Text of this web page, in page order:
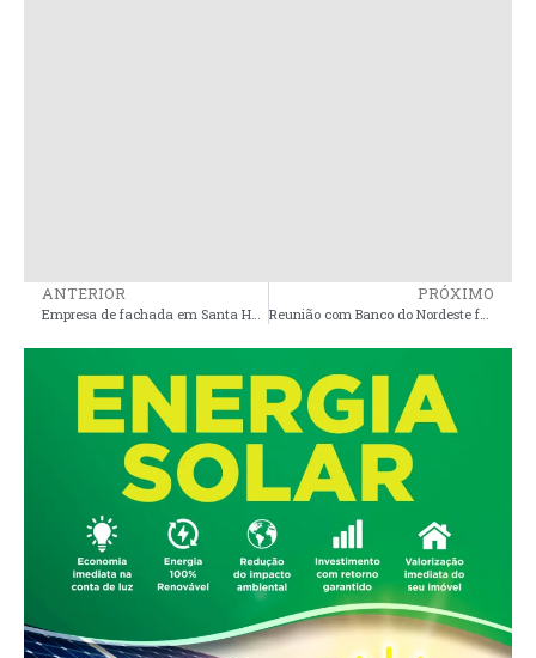
ANTERIOR
Empresa de fachada em Santa Helena recebeu em quatro meses R$ 5,1 milhões da gestão Gilson Bonfim em Grajaú
PRÓXIMO
Reunião com Banco do Nordeste fortalece apoio aos empreendedores de Peri Mirim (MA)